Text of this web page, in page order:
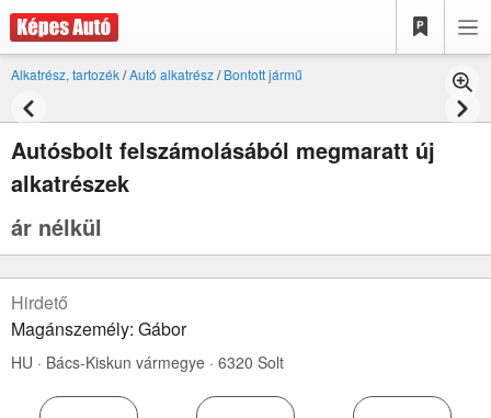
Alkatrész, tartozék/Autó alkatrész/Bontott jármű
Autósbolt felszámolásából megmaratt új
alkatrészek
ár nélkül
Hirdető
Magánszemély: Gábor
HU · Bács-Kiskun vármegye · 6320 Solt